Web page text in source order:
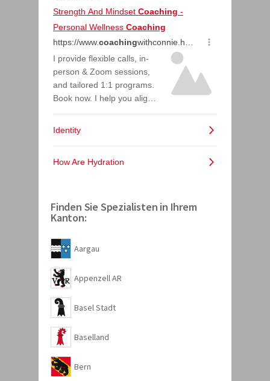
Finden Sie Spezialisten in Ihrem
Kanton:
Aargau
Appenzell AR
Basel Stadt
Baselland
Bern